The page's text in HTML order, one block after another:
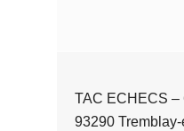
TAC ECHECS –
93290